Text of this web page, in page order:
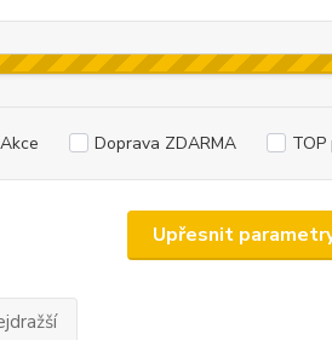
Upřesnit
Akce Doprava ZDARMA